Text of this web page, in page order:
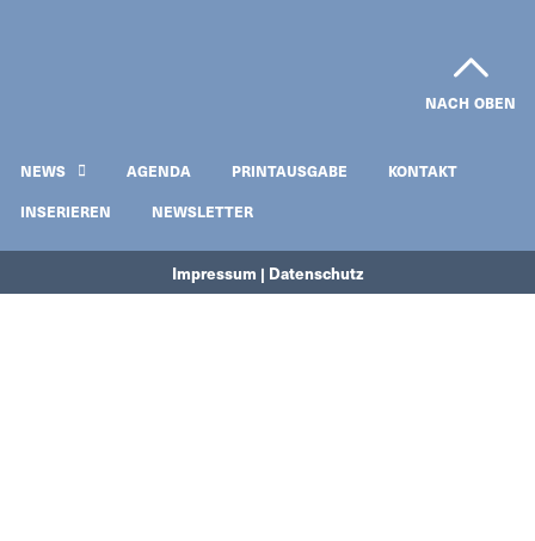
NACH OBEN
NEWS AGENDA PRINTAUSGABE
KONTAKT
INSERIEREN
NEWSLETTER
Impressum | Datenschutz